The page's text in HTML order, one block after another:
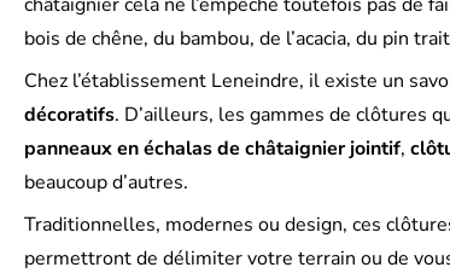
bois de chêne, du bambou, de l’acacia, du pin
Chez l’établissement Leneindre, il existe un
décoratifs. D’ailleurs, les gammes de clôtures
panneaux en échalas de châtaignier jointif,
beaucoup d’autres.
Traditionnelles, modernes ou design, ces
permettront de délimiter votre terrain ou de